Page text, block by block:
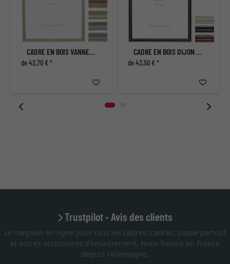
CADRE EN BOIS VANNES SUR MESURE
de 42,70 € *
CADRE EN BOIS DIJON SUR MESURE
de 43,50 € *
Trustpilot - Avis des clients
Le magasin en ligne pour tous les cadres: cadres, passe-partout
et autres accessoires d'encadrement. Nous livrons en France
depuis l'Allemagne.